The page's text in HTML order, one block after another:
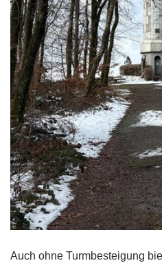
Auch ohne Turmbesteigung